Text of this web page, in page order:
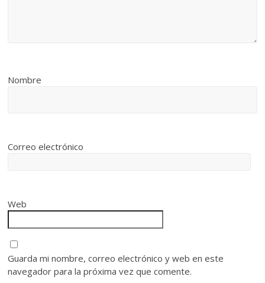
Nombre
Correo electrónico
Web
Guarda mi nombre, correo electrónico y web en este
navegador para la próxima vez que comente.